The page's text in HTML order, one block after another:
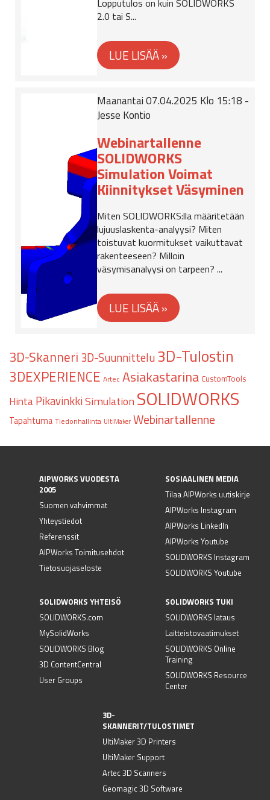
Lopputulos on kuin SOLIDWORKS
2.0 tai S...
Maanantai 07.04.2025 Klo 15:18 -
Jesse Kontio
Webinartallenne
SOLIDWORKS
Simulation Voimat
Kiinnitykset Väsyminen
Miten SOLIDWORKS:lla määritetään
lujuuslaskenta-analyysi? Miten
toistuvat kuormitukset vaikuttavat
rakenteeseen? Milloin
väsymisanalyysi on tarpeen? ...
3D-Skanneri 3D-Suunnittelu3D-Tulostin
3DEXPERIENCE Artec Asiakastarina CustomTools
HintaPikavinkkiSimulation SOLIDWORKS
Tapahtuma Tiedonhallinta UltiMaker Webinartallenne
AIPWORKS VUODESTA
2005
Suomen vahvimmat
Yhteystiedot
Referenssit
AIPWorks Toimitusehdot
Tietosuojaseloste
SOSIAALINEN MEDIA
Tilaa AIPWorks uutiskirje
AIPWorks Instagram
AIPWorks LinkedIn
AIPWorks Youtube
SOLIDWORKS Instagram
SOLIDWORKS Youtube
SOLIDWORKS YHTEISÖ
SOLIDWORKS.com
MySolidWorks
SOLIDWORKS Blog
3D ContentCentral
User Groups
SOLIDWORKS TUKI
SOLIDWORKS lataus
Laitteistovaatimukset
SOLIDWORKS Online
Training
SOLIDWORKS Resource
Center
3D-
SKANNERIT/TULOSTIMET
UltiMaker 3D Printers
UltiMaker Support
Artec 3D Scanners
Geomagic 3D Software